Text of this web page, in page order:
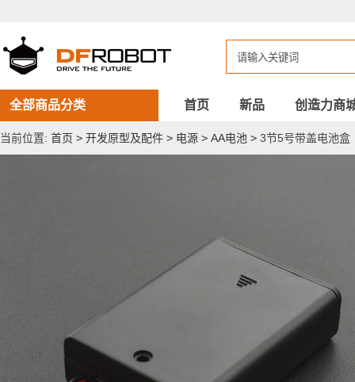
号
带
盖
电
池
盒
全部商品分类 首页 新品 创造力商
当前位置: 首页 > 开发原型及配件 > 电源 > AA电池 > 3节5号带盖电池盒